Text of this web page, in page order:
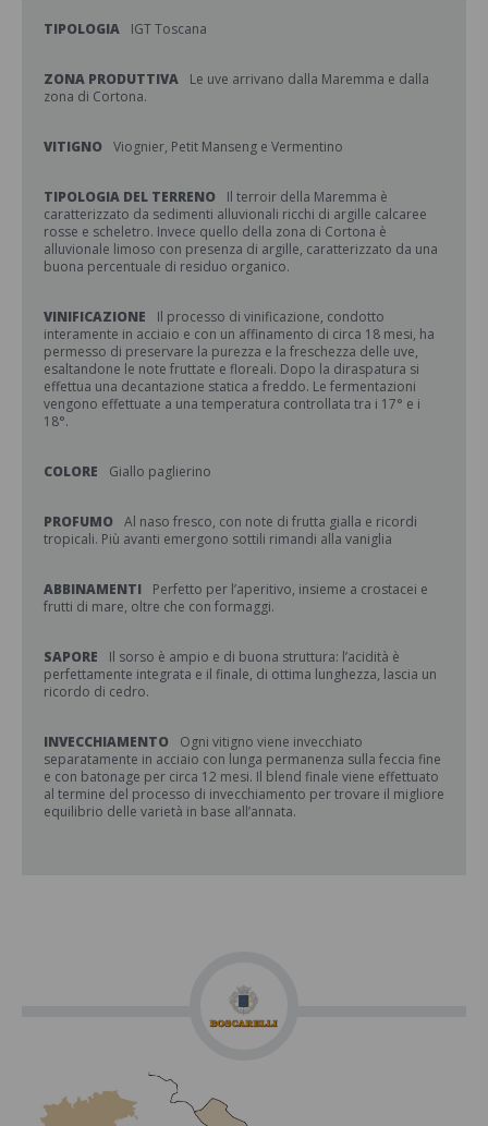
TIPOLOGIA IGT Toscana
ZONA PRODUTTIVA
Le uve arrivano dalla Maremma e dalla
zona di Cortona.
VITIGNO Viognier, Petit Manseng e Vermentino
TIPOLOGIA DEL TERRENO
Il terroir della Maremma è
caratterizzato da sedimenti alluvionali ricchi di argille calcaree
rosse e scheletro. Invece quello della zona di Cortona è
alluvionale limoso con presenza di argille, caratterizzato da una
buona percentuale di residuo organico.
VINIFICAZIONE
Il processo di vinificazione, condotto
interamente in acciaio e con un affinamento di circa 18 mesi, ha
permesso di preservare la purezza e la freschezza delle uve,
esaltandone le note fruttate e floreali. Dopo la diraspatura si
effettua una decantazione statica a freddo. Le fermentazioni
vengono effettuate a una temperatura controllata tra i 17° e i
18°.
COLORE Giallo paglierino
PROFUMO Al naso fresco, con note di frutta gialla e ricordi
tropicali. Più avanti emergono sottili rimandi alla vaniglia
ABBINAMENTI
Perfetto per l’aperitivo, insieme a crostacei e
frutti di mare, oltre che con formaggi.
SAPORE
Il sorso è ampio e di buona struttura: l’acidità è
perfettamente integrata e il finale, di ottima lunghezza, lascia un
ricordo di cedro.
INVECCHIAMENTO
Ogni vitigno viene invecchiato
separatamente in acciaio con lunga permanenza sulla feccia fine
e con batonage per circa 12 mesi. Il blend finale viene effettuato
al termine del processo di invecchiamento per trovare il migliore
equilibrio delle varietà in base all’annata.